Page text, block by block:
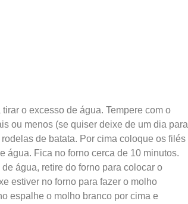
o excesso de água. Tempere com o
ou menos (se quiser deixe de um dia para
de batata. Por cima coloque os filés
água. Fica no forno cerca de 10 minutos.
água, retire do forno para colocar o
estiver no forno para fazer o molho
espalhe o molho branco por cima e